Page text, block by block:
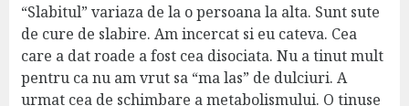
s
:
“Slabitul” variaza de la o persoana la alta. Sunt sute
de cure de slabire. Am incercat si eu cateva. Cea
care a dat roade a fost cea disociata. Nu a tinut mult
pentru ca nu am vrut sa “ma las” de dulciuri. A
urmat cea de schimbare a metabolismului. O tinuse